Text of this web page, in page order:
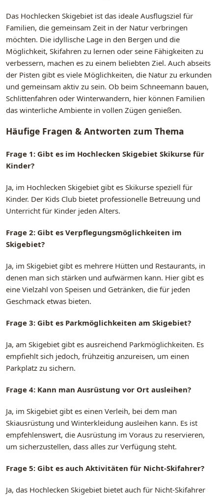
Das Hochlecken Skigebiet ist das ideale Ausflugsziel für
Familien, die gemeinsam Zeit in der Natur verbringen
möchten. Die idyllische Lage in den Bergen und die
Möglichkeit, Skifahren zu lernen oder seine Fähigkeiten zu
verbessern, machen es zu einem beliebten Ziel. Auch abseits
der Pisten gibt es viele Möglichkeiten, die Natur zu erkunden
und gemeinsam aktiv zu sein. Ob beim Schneemann bauen,
Schlittenfahren oder Winterwandern, hier können Familien
das winterliche Ambiente in vollen Zügen genießen.
Häufige Fragen & Antworten zum Thema
Frage 1: Gibt es im Hochlecken Skigebiet Skikurse für
Kinder?
Ja, im Hochlecken Skigebiet gibt es Skikurse speziell für
Kinder. Der Kids Club bietet professionelle Betreuung und
Unterricht für Kinder jeden Alters.
Frage 2: Gibt es Verpflegungsmöglichkeiten im
Skigebiet?
Ja, im Skigebiet gibt es mehrere Hütten und Restaurants, in
denen man sich stärken und aufwärmen kann. Hier gibt es
eine Vielzahl von Speisen und Getränken, die für jeden
Geschmack etwas bieten.
Frage 3: Gibt es Parkmöglichkeiten am Skigebiet?
Ja, am Skigebiet gibt es ausreichend Parkmöglichkeiten. Es
empfiehlt sich jedoch, frühzeitig anzureisen, um einen
Parkplatz zu sichern.
Frage 4: Kann man Ausrüstung vor Ort ausleihen?
Ja, im Skigebiet gibt es einen Verleih, bei dem man
Skiausrüstung und Winterkleidung ausleihen kann. Es ist
empfehlenswert, die Ausrüstung im Voraus zu reservieren,
um sicherzustellen, dass alles zur Verfügung steht.
Frage 5: Gibt es auch Aktivitäten für Nicht-Skifahrer?
Ja, das Hochlecken Skigebiet bietet auch für Nicht-Skifahrer